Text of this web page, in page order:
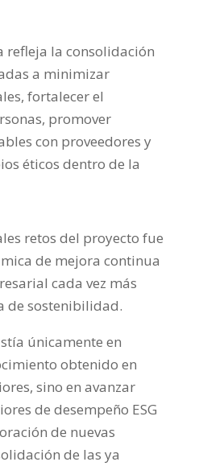
refleja la consolidación
a minimizar
fortalecer el
promover
con proveedores y
éticos dentro de la
retos del proyecto fue
de mejora continua
cada vez más
de sostenibilidad.
únicamente en
obtenido en
sino en avanzar
de desempeño ESG
de nuevas
de las ya